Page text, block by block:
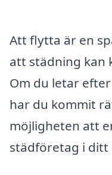
Att flytta är en
att städning kan
Om du letar
har du kommit
möjligheten att
städföretag i ditt